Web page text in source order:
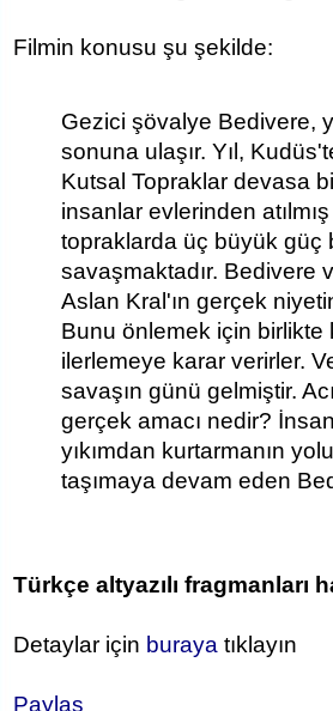
Filmin konusu şu şekilde:
Gezici şövalye Bedivere,
sonuna ulaşır. Yıl,
Kutsal Topraklar devasa
insanlar evlerinden
topraklarda üç büyük güç
savaşmaktadır. Bedivere
Aslan Kral'ın gerçek
Bunu önlemek için
ilerlemeye karar verirler.
savaşın günü gelmiştir.
gerçek amacı nedir?
yıkımdan kurtarmanın
taşımaya devam eden
Türkçe altyazılı fragmanları
Detaylar için buraya tıklayın
Paylaş